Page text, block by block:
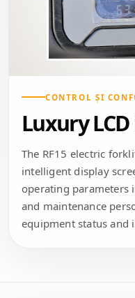
CONTROL ȘI
Luxury
The RF15 electric
intelligent display
operating parameters
and maintenance
equipment status and